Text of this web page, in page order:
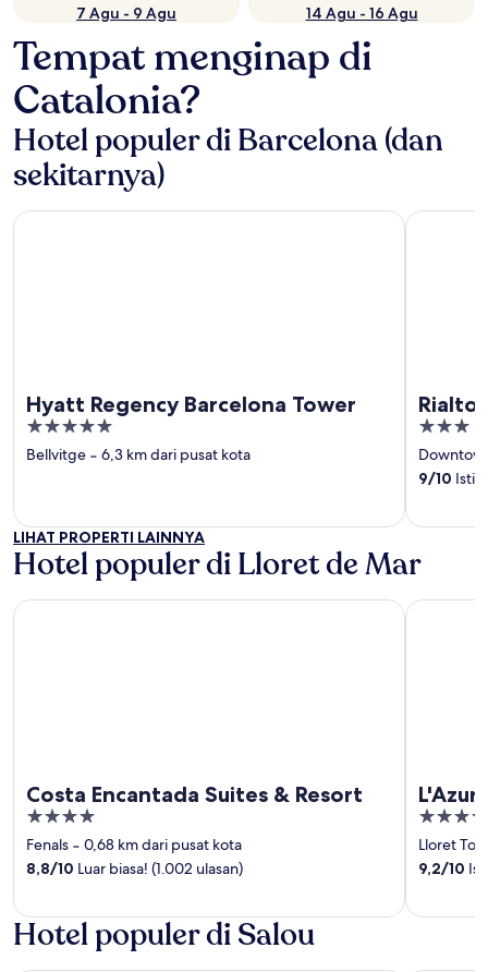
7 Agu - 9 Agu
14 Agu - 16 Agu
Tempat menginap di
Catalonia?
Hotel populer di Barcelona (dan
sekitarnya)
Hyatt Regency Barcelona Tower
5
out
Bellvitge ‐ 6,3 km dari pusat kota
Hyatt Regency Barcelona Tower
Rialto
3
out
of
9/10
Rialto
LIHAT PROPERTI LAINNYA
Hotel populer di Lloret de Mar
Costa Encantada Suites & Resort
4
out
of
Fenals ‐ 0,68 km dari pusat kota
8,8/10 Luar biasa! (1.002 ulasan)
Costa Encantada Suites & Resort
4.5
out
of
Lloret
9,2/10
L'Azure
Hotel populer di Salou